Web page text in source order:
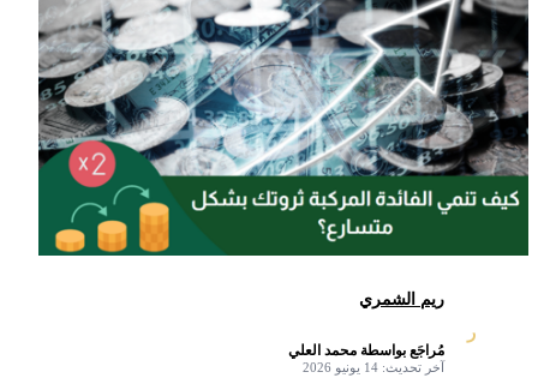
ر
ريم الشمري
مُراجَع بواسطة محمد العلي
آخر تحديث: 14 يونيو 2026